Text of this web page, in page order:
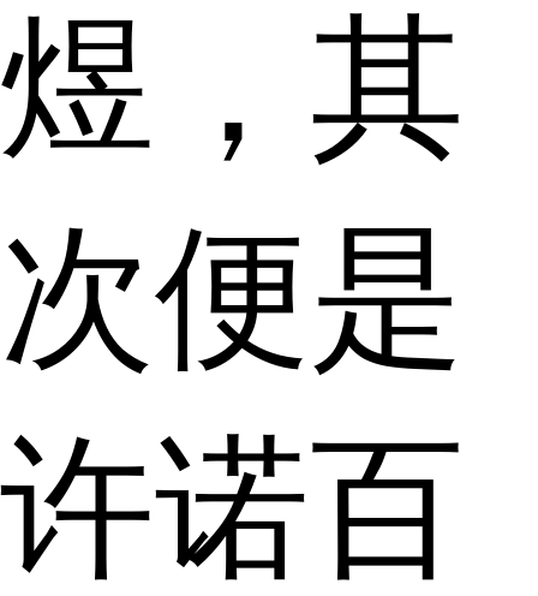
煜，其
次便是
许诺百